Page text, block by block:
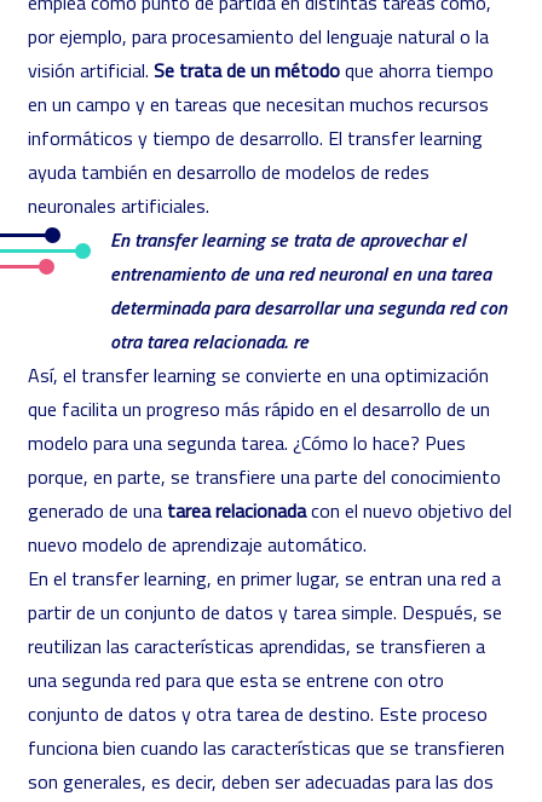
por ejemplo, para procesamiento del lenguaje natural o la
visión artificial. Se trata de un métodoque ahorra tiempo
en un campo y en tareas que necesitan muchos recursos
informáticos y tiempo de desarrollo. El transfer learning
ayuda también en desarrollo de modelos de redes
neuronales artificiales.
En transfer learning se trata de aprovechar el
entrenamiento de una red neuronal en una tarea
determinada para desarrollar una segunda red con
otra tarea relacionada. re
Así, el transfer learning se convierte en una optimización
que facilita un progreso más rápido en el desarrollo de un
modelo para una segunda tarea. ¿Cómo lo hace? Pues
porque, en parte, se transfiere una parte del conocimiento
generado de una tarea relacionadacon el nuevo objetivo del
nuevo modelo de aprendizaje automático.
En el transfer learning, en primer lugar, se entran una red a
partir de un conjunto de datos y tarea simple. Después, se
reutilizan las características aprendidas, se transfieren a
una segunda red para que esta se entrene con otro
conjunto de datos y otra tarea de destino. Este proceso
funciona bien cuando las características que se transfieren
son generales, es decir, deben ser adecuadas para las dos